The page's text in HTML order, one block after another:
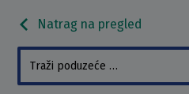
Natrag na pregled